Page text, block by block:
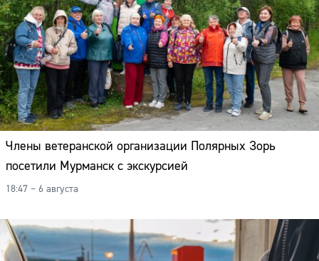
Члены ветеранской организации Полярных Зорь
посетили Мурманск с экскурсией
18:47 – 6 августа